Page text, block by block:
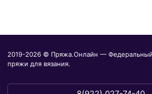
2019-2026 © Пряжа.Онлайн — Федеральный
пряжи для вязания.